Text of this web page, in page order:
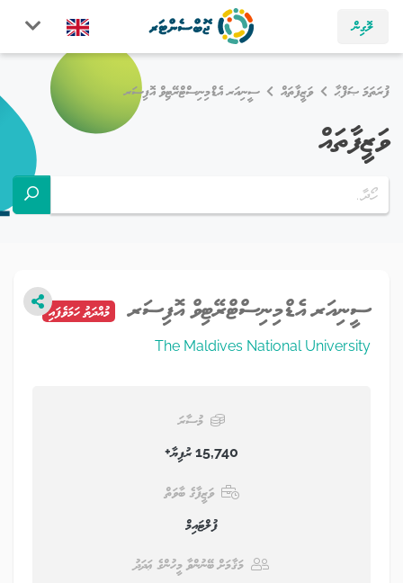
ލޮގިން
ފުރަތަމަ ޞަފްޙާ ވަޒީފާތައް ސީނިއަރ އެޑްމިނިސްޓްރޭޓިވް އޮފިސަރ
ވަޒީފާތައް
ސީނިއަރ އެޑްމިނިސްޓްރޭޓިވް އޮފިސަރ މުއްދަތު ހަމަވެފައި
The Maldives National University
މުސާރަ
15,740 ރުފިޔާ+
ވަޒީފާގެ ބާވަތް
ފުލްޓައިމް
މަޤާމަށް ބޭނުންވާ މީހުންގެ ޢަދަދު